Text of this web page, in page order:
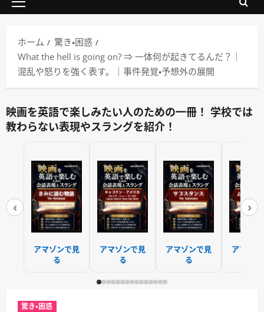
メ
ン
メ
ニ
ホーム
驚き・困惑
What the hell is going on? ⇒ 一体何が起きてるんだ？｜
混乱や怒りを強く表す。｜事件発覚・予想外の展開
映画を英語で楽しみたい人のための一冊！ 学校では
教わらない表現やスラングを紹介！
‹
アマゾンで見
る
アマゾンで見
る
アマゾンで見
る
アマゾ
›
驚き・困惑